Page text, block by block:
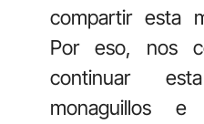
compartir esta
Por eso, nos
continuar
monaguillos